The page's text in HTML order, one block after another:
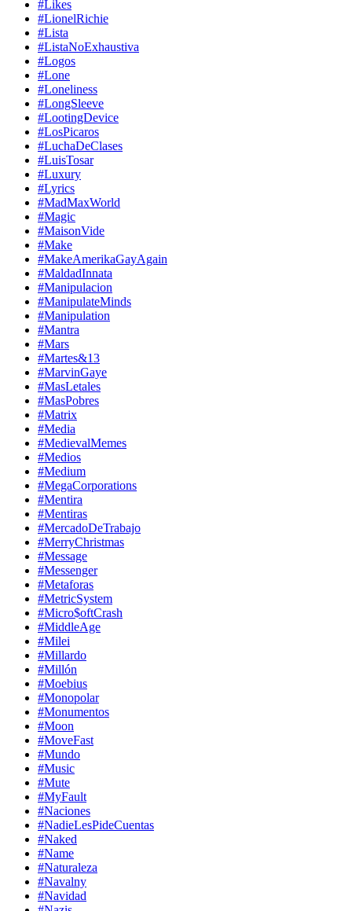
#Likes
#LionelRichie
#Lista
#ListaNoExhaustiva
#Logos
#Lone
#Loneliness
#LongSleeve
#LootingDevice
#LosPicaros
#LuchaDeClases
#LuisTosar
#Luxury
#Lyrics
#MadMaxWorld
#Magic
#MaisonVide
#Make
#MakeAmerikaGayAgain
#MaldadInnata
#Manipulacion
#ManipulateMinds
#Manipulation
#Mantra
#Mars
#Martes&13
#MarvinGaye
#MasLetales
#MasPobres
#Matrix
#Media
#MedievalMemes
#Medios
#Medium
#MegaCorporations
#Mentira
#Mentiras
#MercadoDeTrabajo
#MerryChristmas
#Message
#Messenger
#Metaforas
#MetricSystem
#Micro$oftCrash
#MiddleAge
#Milei
#Millardo
#Millón
#Moebius
#Monopolar
#Monumentos
#Moon
#MoveFast
#Mundo
#Music
#Mute
#MyFault
#Naciones
#NadieLesPideCuentas
#Naked
#Name
#Naturaleza
#Navalny
#Navidad